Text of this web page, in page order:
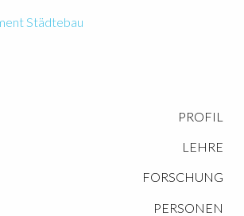
PROFIL
LEHRE
FORSCHUNG
PERSONEN